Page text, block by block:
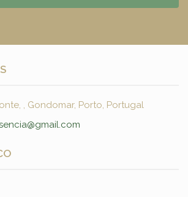
, Gondomar, Porto, Portugal